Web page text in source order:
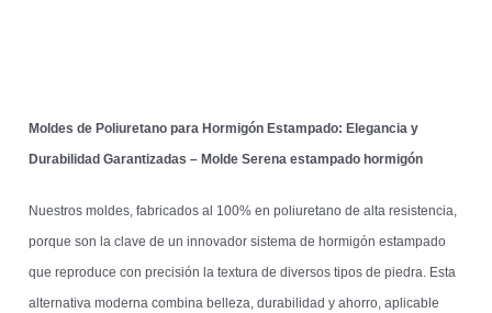
Moldes de Poliuretano para Hormigón Estampado: Elegancia y
Durabilidad Garantizadas – Molde Serena estampado hormigón
Nuestros moldes, fabricados al 100% en poliuretano de alta resistencia,
porque son la clave de un innovador sistema de hormigón estampado
que reproduce con precisión la textura de diversos tipos de piedra. Esta
alternativa moderna combina belleza, durabilidad y ahorro, aplicable